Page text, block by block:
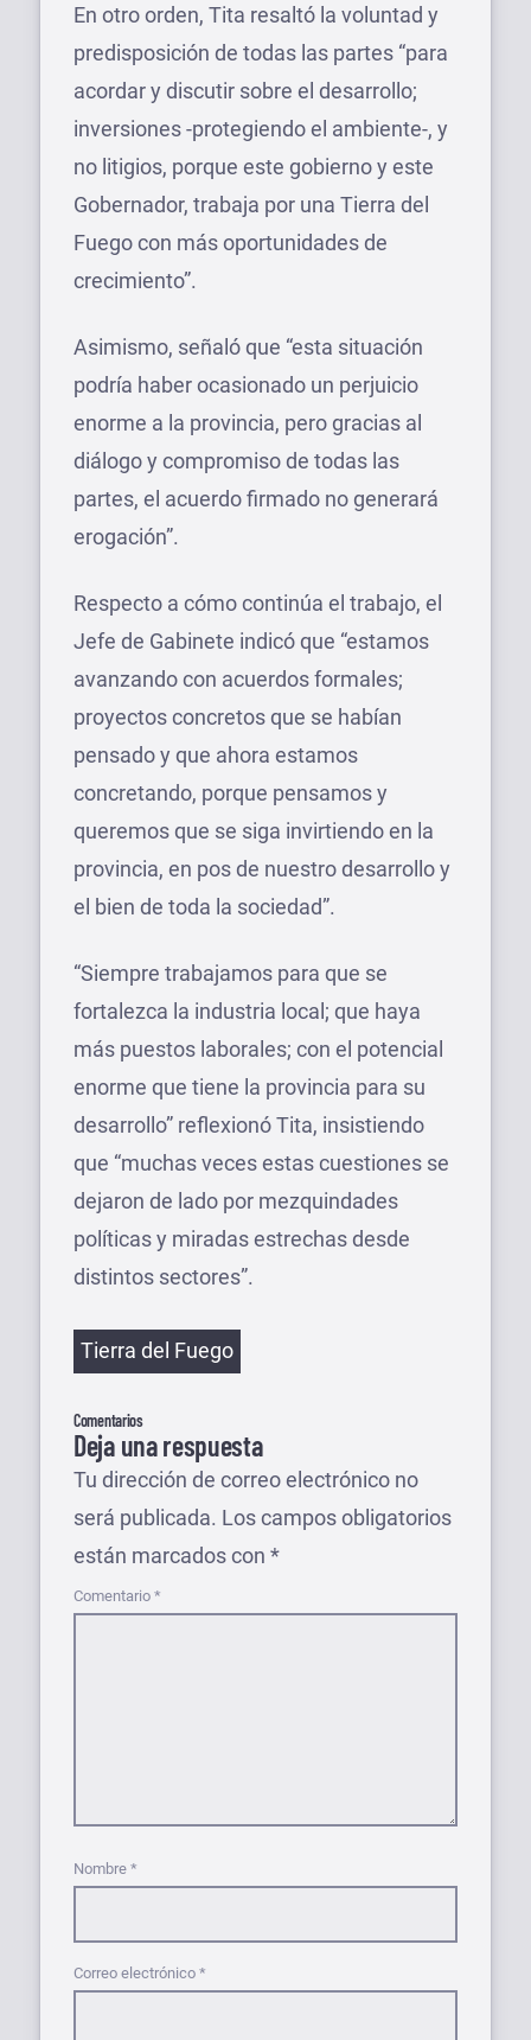
En otro orden, Tita resaltó la voluntad y
predisposición de todas las partes “para
acordar y discutir sobre el desarrollo;
inversiones -protegiendo el ambiente-, y
no litigios, porque este gobierno y este
Gobernador, trabaja por una Tierra del
Fuego con más oportunidades de
crecimiento”.
Asimismo, señaló que “esta situación
podría haber ocasionado un perjuicio
enorme a la provincia, pero gracias al
diálogo y compromiso de todas las
partes, el acuerdo firmado no generará
erogación”.
Respecto a cómo continúa el trabajo, el
Jefe de Gabinete indicó que “estamos
avanzando con acuerdos formales;
proyectos concretos que se habían
pensado y que ahora estamos
concretando, porque pensamos y
queremos que se siga invirtiendo en la
provincia, en pos de nuestro desarrollo y
el bien de toda la sociedad”.
“Siempre trabajamos para que se
fortalezca la industria local; que haya
más puestos laborales; con el potencial
enorme que tiene la provincia para su
desarrollo” reflexionó Tita, insistiendo
que “muchas veces estas cuestiones se
dejaron de lado por mezquindades
políticas y miradas estrechas desde
distintos sectores”.
Etiquetas
Tierra del Fuego
Comentarios
Deja una respuesta
Tu dirección de correo electrónico no
será publicada. Los campos obligatorios
están marcados con *
Comentario *
Nombre *
Correo electrónico *